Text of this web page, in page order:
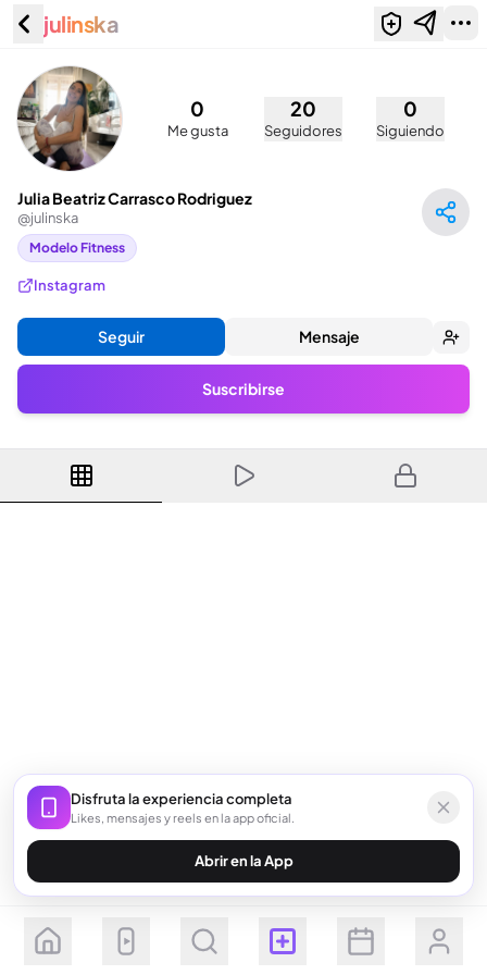
Julia Beatriz Carrasco Rodriguez
julinska
0
Me gusta
20
Seguidores
0
Siguiendo
Julia Beatriz Carrasco Rodriguez
@julinska
Modelo Fitness
Instagram
Seguir Mensaje
Suscribirse
Seguir Suscribirse
Disfruta la experiencia completa
Likes, mensajes y reels en la app oficial.
Abrir en la App